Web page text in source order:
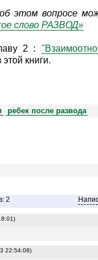
этом вопросе
слово РАЗВОД»
2 :
этой книги.
ребек после развода
2
22:54:08)